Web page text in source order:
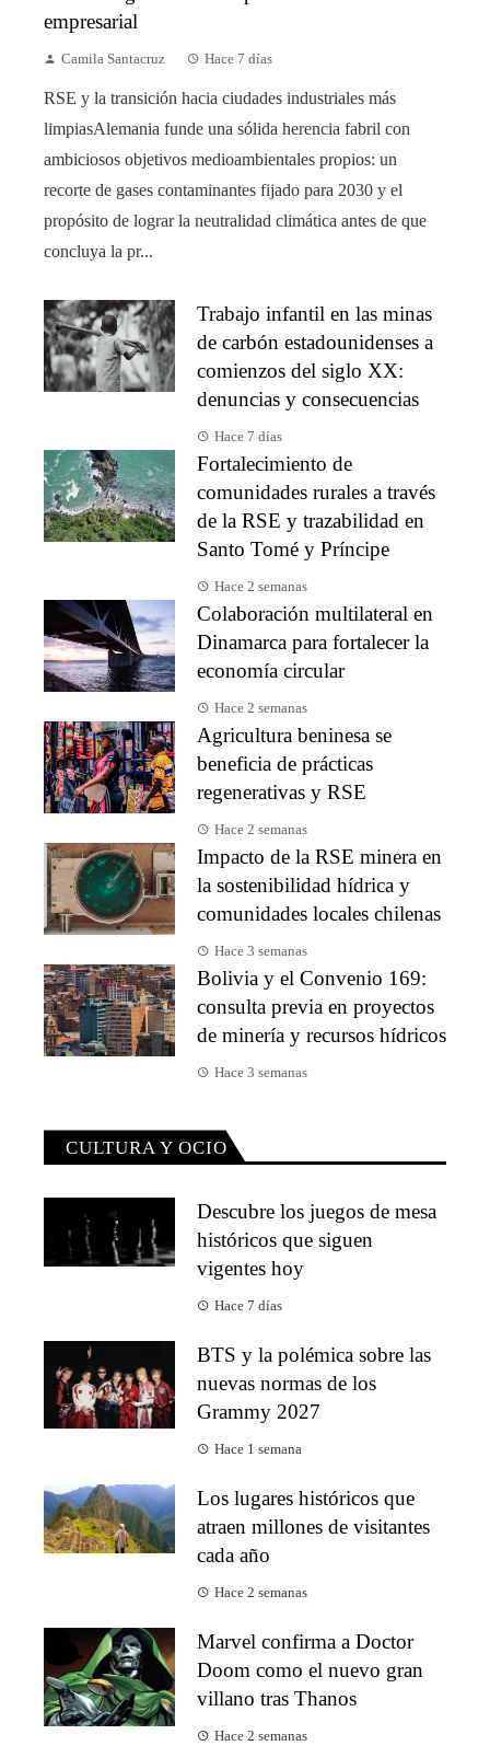
empresarial
Camila Santacruz Hace 7 días
RSE y la transición hacia ciudades industriales más
limpiasAlemania funde una sólida herencia fabril con
ambiciosos objetivos medioambientales propios: un
recorte de gases contaminantes fijado para 2030 y el
propósito de lograr la neutralidad climática antes de que
concluya la pr...
Trabajo infantil en las minas
de carbón estadounidenses a
comienzos del siglo XX:
denuncias y consecuencias
Hace 7 días
Fortalecimiento de
comunidades rurales a través
de la RSE y trazabilidad en
Santo Tomé y Príncipe
Hace 2 semanas
Colaboración multilateral en
Dinamarca para fortalecer la
economía circular
Hace 2 semanas
Agricultura beninesa se
beneficia de prácticas
regenerativas y RSE
Hace 2 semanas
Impacto de la RSE minera en
la sostenibilidad hídrica y
comunidades locales chilenas
Hace 3 semanas
Bolivia y el Convenio 169:
consulta previa en proyectos
de minería y recursos hídricos
Hace 3 semanas
CULTURA Y OCIO
Descubre los juegos de mesa
históricos que siguen
vigentes hoy
Hace 7 días
BTS y la polémica sobre las
nuevas normas de los
Grammy 2027
Hace 1 semana
Los lugares históricos que
atraen millones de visitantes
cada año
Hace 2 semanas
Marvel confirma a Doctor
Doom como el nuevo gran
villano tras Thanos
Hace 2 semanas